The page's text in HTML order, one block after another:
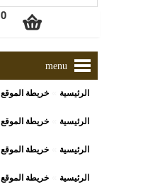
0 منتجات - 0.0
menu
الرئيسية خريطة الموقع
الرئيسية خريطة الموقع
الرئيسية خريطة الموقع
الرئيسية خريطة الموقع